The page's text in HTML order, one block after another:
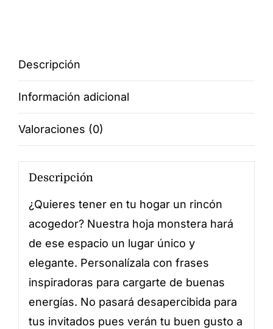
Descripción
Información adicional
Valoraciones (0)
Descripción
¿Quieres tener en tu hogar un rincón
acogedor? Nuestra hoja monstera hará
de ese espacio un lugar único y
elegante. Personalízala con frases
inspiradoras para cargarte de buenas
energías. No pasará desapercibida para
tus invitados pues verán tu buen gusto a